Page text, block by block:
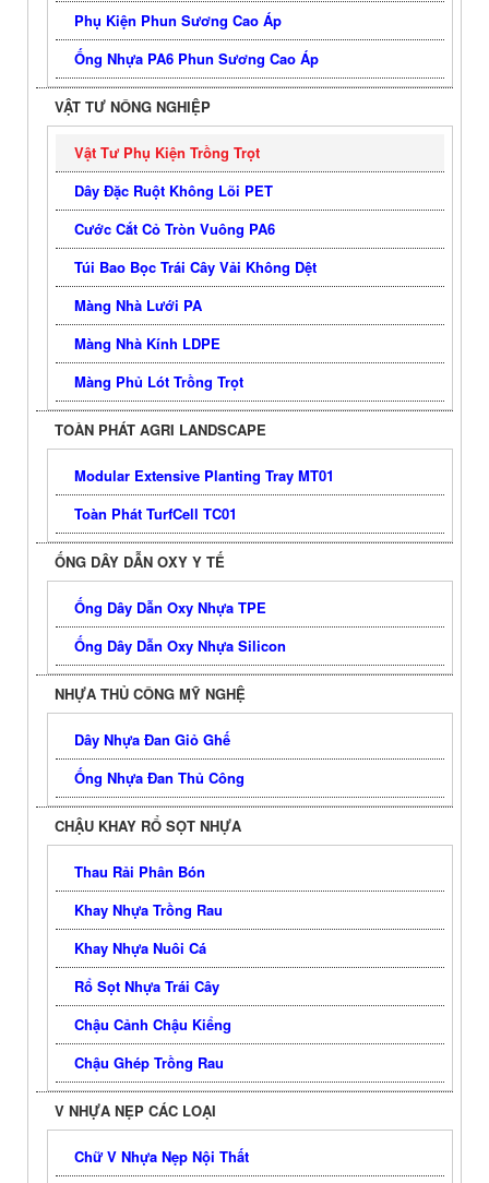
Phụ Kiện Phun Sương Cao Áp
Ống Nhựa PA6 Phun Sương Cao Áp
VẬT TƯ NÔNG NGHIỆP
Vật Tư Phụ Kiện Trồng Trọt
Dây Đặc Ruột Không Lõi PET
Cước Cắt Cỏ Tròn Vuông PA6
Túi Bao Bọc Trái Cây Vải Không Dệt
Màng Nhà Lưới PA
Màng Nhà Kính LDPE
Màng Phủ Lót Trồng Trọt
TOÀN PHÁT AGRI LANDSCAPE
Modular Extensive Planting Tray MT01
Toàn Phát TurfCell TC01
ỐNG DÂY DẪN OXY Y TẾ
Ống Dây Dẫn Oxy Nhựa TPE
Ống Dây Dẫn Oxy Nhựa Silicon
NHỰA THỦ CÔNG MỸ NGHỆ
Dây Nhựa Đan Giỏ Ghế
Ống Nhựa Đan Thủ Công
CHẬU KHAY RỔ SỌT NHỰA
Thau Rải Phân Bón
Khay Nhựa Trồng Rau
Khay Nhựa Nuôi Cá
Rổ Sọt Nhựa Trái Cây
Chậu Cảnh Chậu Kiểng
Chậu Ghép Trồng Rau
V NHỰA NẸP CÁC LOẠI
Chữ V Nhựa Nẹp Nội Thất